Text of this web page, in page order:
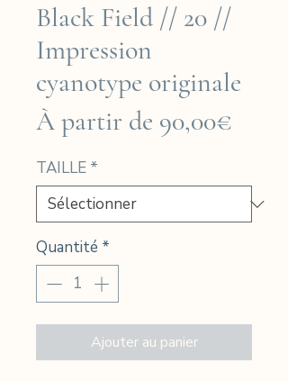
Black Field // 20 //
Impression
cyanotype originale
À partir de 90,00€
TAILLE *
Quantité *
Ajouter au panier